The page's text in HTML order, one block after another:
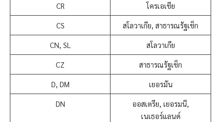
CR โครเอเชีย
CS สโลวาเกีย, สาธารณรัฐเช็ก
CN, SL สโลวาเกีย
CZ สาธารณรัฐเช็ก
D, DM เยอรมัน
DN
ออสเตรีย, เยอรมนี,
เนเธอร์แลนด์